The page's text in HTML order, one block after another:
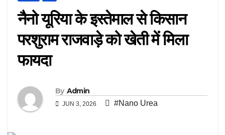
नैनो यूरिया के इस्तेमाल से किसान
परशुराम राजवाड़े को खेती में मिला
फायदा
By Admin
JUN 3, 2026 #Nano Urea